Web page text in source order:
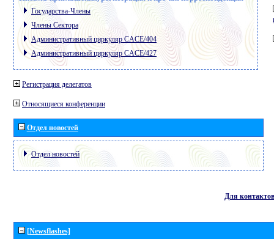
Государства-Члены
Члены Сектора
Административный циркуляр CACE/404
Административный циркуляр CACE/427
Регистрация делегатов
Относящиеся конференции
Отдел новостей
Отдел новостей
Для контактов
[Newsflashes]